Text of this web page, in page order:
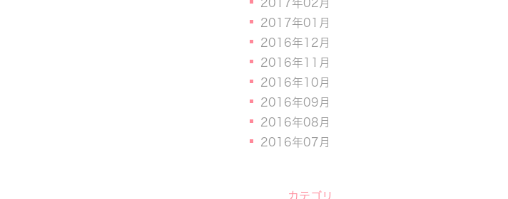
2017年02月
2017年01月
2016年12月
2016年11月
2016年10月
2016年09月
2016年08月
2016年07月
カテゴリ